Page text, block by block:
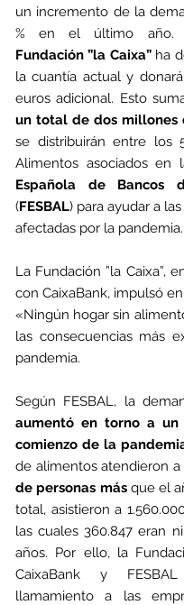
un incremento de la
Fundación ”la Caixa” ha
la cuantía actual y
un total de dos millones
se distribuirán entre los
Alimentos asociados en
Española de Bancos
(FESBAL) para ayudar a
afectadas por la pandemia.
La Fundación ”la Caixa”,
con CaixaBank, impulsó
«Ningún hogar sin
las consecuencias más
pandemia.
aumentó en torno a
comienzo de la
de alimentos atendieron a
de personas más que el
total, asistieron a
las cuales 360.847 eran
años. Por ello, la
CaixaBank y
llamamiento a las